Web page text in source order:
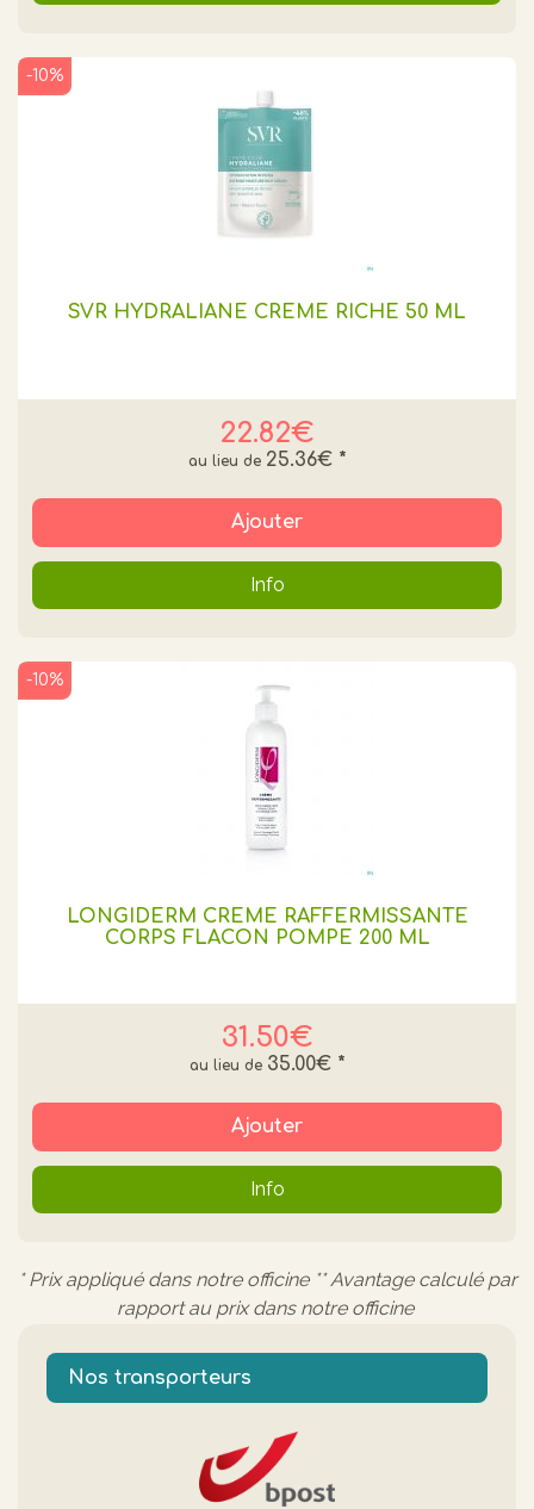
SVR HYDRALIANE CRÈME RICHE 50 ML
22.82€
-10%
25.36€ *
Ajouter
Info
LONGIDERM CRÈME RAFFERMISSANTE
CORPS FLACON POMPE 200 ML
31.50€
-10%
35.00€ *
Ajouter
Info
* Prix appliqué dans notre officine ** Avantage calculé par
rapport au prix dans notre officine
Nos transporteurs